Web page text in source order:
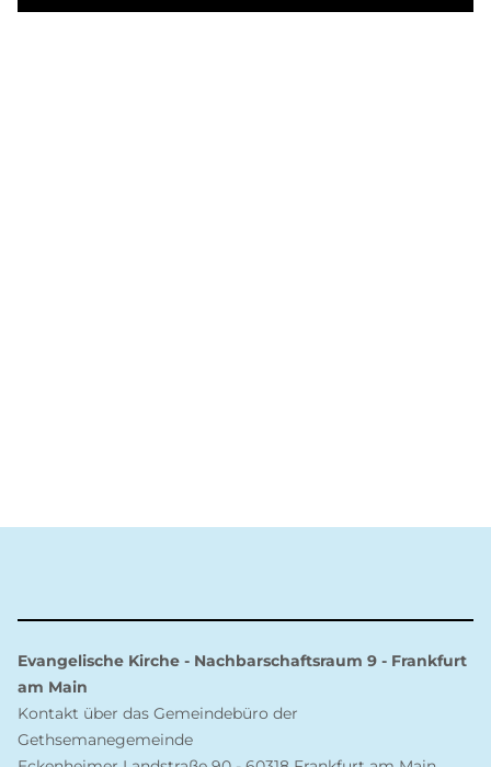
Evangelische Kirche - Nachbarschaftsraum 9 - Frankfurt
am Main
Kontakt über das Gemeindebüro der
Gethsemanegemeinde